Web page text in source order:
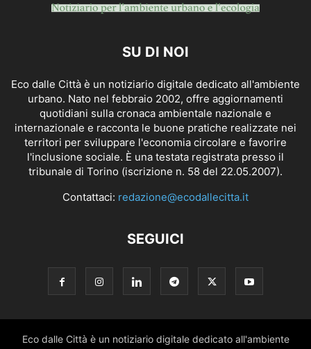
SU DI NOI
Eco dalle Città è un notiziario digitale dedicato all'ambiente
urbano. Nato nel febbraio 2002, offre aggiornamenti
quotidiani sulla cronaca ambientale nazionale e
internazionale e racconta le buone pratiche realizzate nei
territori per sviluppare l'economia circolare e favorire
l'inclusione sociale. È una testata registrata presso il
tribunale di Torino (iscrizione n. 58 del 22.05.2007).
Contattaci: redazione@ecodallecitta.it
SEGUICI
Eco dalle Città è un notiziario digitale dedicato all'ambiente